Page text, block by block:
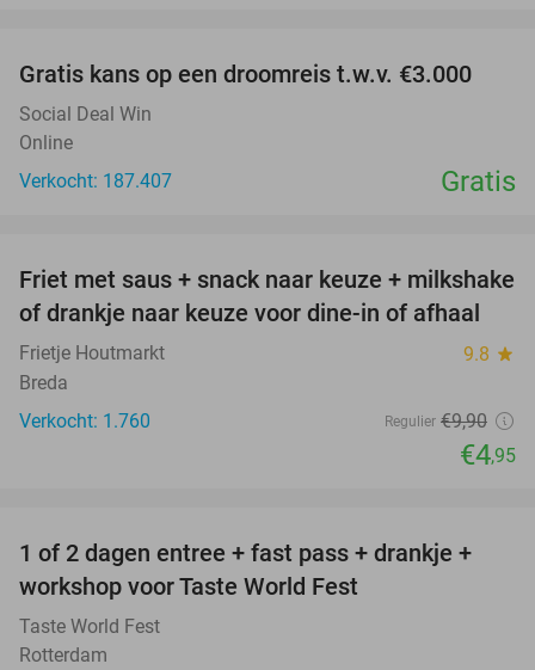
Gratis kans op een droomreis t.w.v. €3.000
Social Deal Win
Online
Verkocht: 187.407
Gratis
50%
Friet met saus + snack naar keuze + milkshake
of drankje naar keuze voor dine-in of afhaal
Frietje Houtmarkt 9.8 star
Breda
Verkocht: 1.760
Regulier €9,90
€4,95
56%
TODAY
1 of 2 dagen entree + fast pass + drankje +
workshop voor Taste World Fest
Taste World Fest
Rotterdam